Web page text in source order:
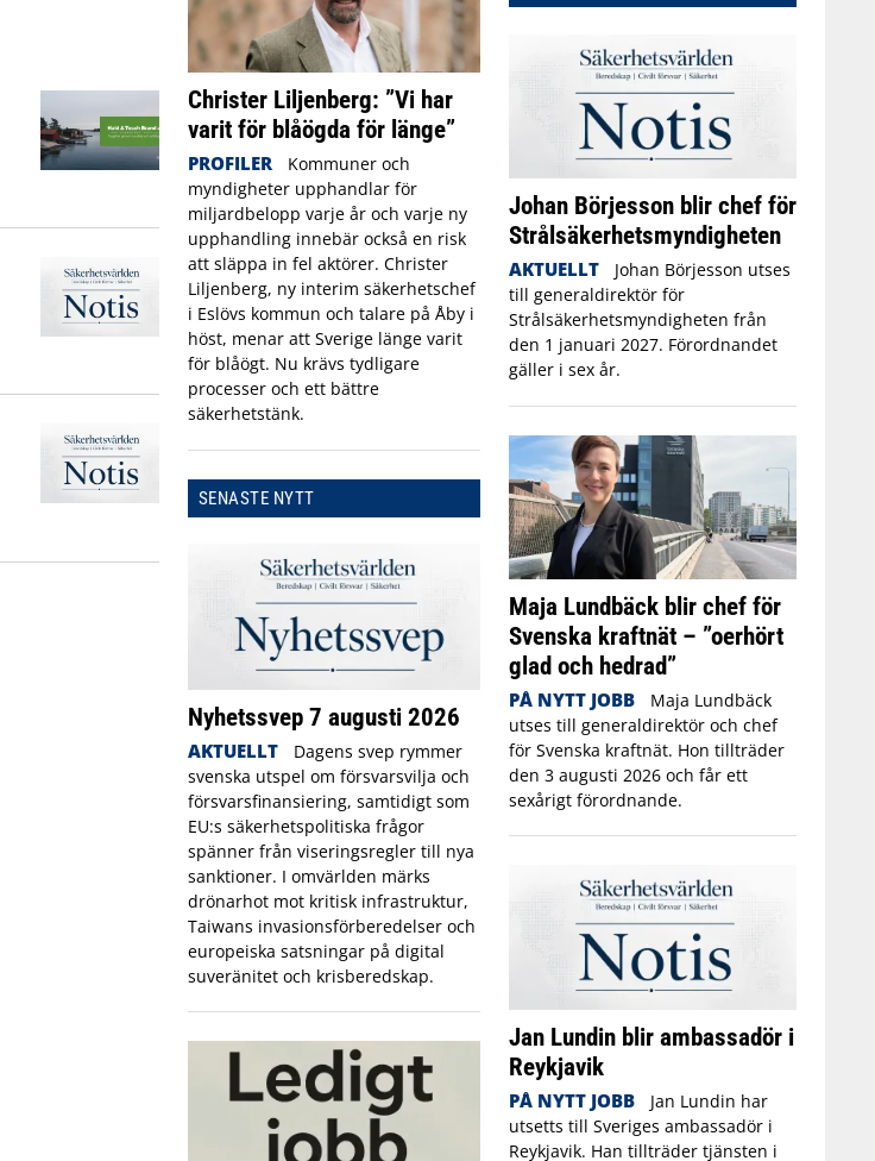
Christer Liljenberg: ”Vi har
varit för blåögda för länge”
PROFILER
Kommuner och
myndigheter upphandlar för
miljardbelopp varje år och varje ny
upphandling innebär också en risk
att släppa in fel aktörer. Christer
Liljenberg, ny interim säkerhetschef
i Eslövs kommun och talare på Åby i
höst, menar att Sverige länge varit
för blåögt. Nu krävs tydligare
processer och ett bättre
säkerhetstänk.
SENASTE NYTT
Nyhetssvep 7 augusti 2026
AKTUELLT
Dagens svep rymmer
svenska utspel om försvarsvilja och
försvarsfinansiering, samtidigt som
EU:s säkerhetspolitiska frågor
spänner från viseringsregler till nya
sanktioner. I omvärlden märks
drönarhot mot kritisk infrastruktur,
Taiwans invasionsförberedelser och
europeiska satsningar på digital
suveränitet och krisberedskap.
Johan Börjesson blir chef för
Strålsäkerhetsmyndigheten
AKTUELLT
Johan Börjesson utses
till generaldirektör för
Strålsäkerhetsmyndigheten från
den 1 januari 2027. Förordnandet
gäller i sex år.
Maja Lundbäck blir chef för
Svenska kraftnät – ”oerhört
glad och hedrad”
PÅ NYTT JOBB
Maja Lundbäck
utses till generaldirektör och chef
för Svenska kraftnät. Hon tillträder
den 3 augusti 2026 och får ett
sexårigt förordnande.
Jan Lundin blir ambassadör i
Reykjavik
PÅ NYTT JOBB
Jan Lundin har
utsetts till Sveriges ambassadör i
Reykjavik. Han tillträder tjänsten i